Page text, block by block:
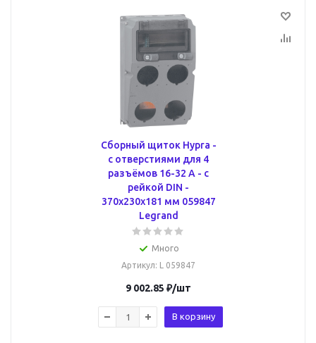
Сборный щиток Hypra -
с отверстиями для 4
разъёмов 16-32 А - с
рейкой DIN -
370x230x181 мм 059847
Legrand
Много
Артикул: L 059847
9 002.85 ₽/шт
В корзину